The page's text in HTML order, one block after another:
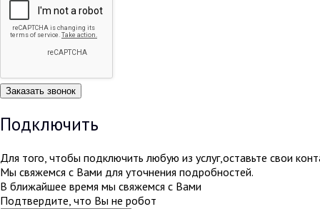
Подключить
Для того, чтобы подключить любую из услуг,оставьте свои
Мы свяжемся с Вами для уточнения подробностей.
В ближайшее время мы свяжемся с Вами
Подтвердите, что Вы не робот